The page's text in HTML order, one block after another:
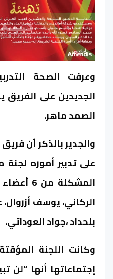
وعرفت الصحة
الجديدين على الفريق
الصمد ماهر.
والجدير بالذكر أن
على تدبير أموره
المشكلة
الركاني، يوسف
بلحداد ،جواد العوداتي.
وكانت اللجنة
إجتماعاتها أنها “لن